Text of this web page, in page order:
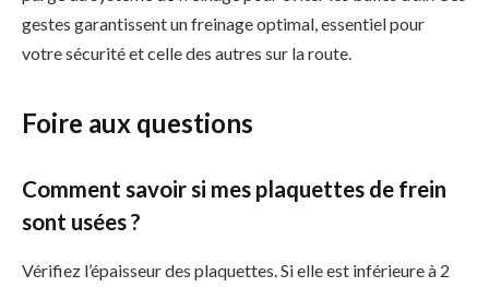
gestes garantissent un freinage optimal, essentiel pour
votre sécurité et celle des autres sur la route.
Foire aux questions
Comment savoir si mes plaquettes de frein
sont usées ?
Vérifiez l’épaisseur des plaquettes. Si elle est inférieure à 2